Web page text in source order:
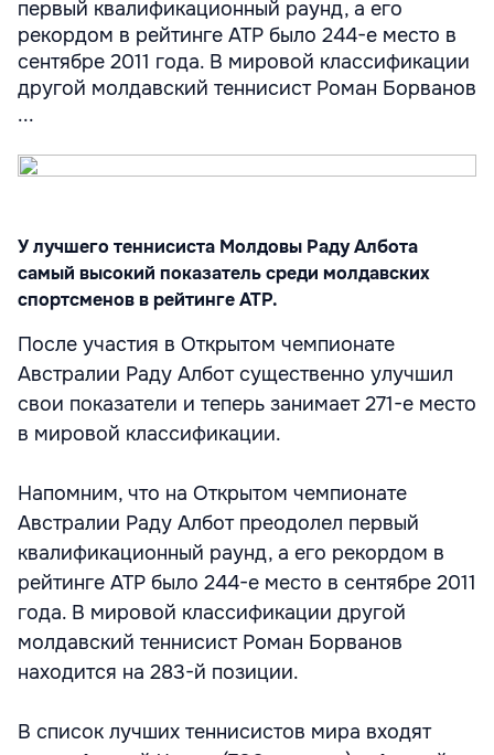
первый квалификационный раунд, а его
рекордом в рейтинге ATP было 244-е место в
сентябре 2011 года. В мировой классификации
другой молдавский теннисист Роман Борванов
...
У лучшего теннисиста Молдовы Раду Албота
самый высокий показатель среди молдавских
спортсменов в рейтинге ATP.
После участия в Открытом чемпионате
Австралии Раду Албот существенно улучшил
свои показатели и теперь занимает 271-е место
в мировой классификации.
Напомним, что на Открытом чемпионате
Австралии Раду Албот преодолел первый
квалификационный раунд, а его рекордом в
рейтинге ATP было 244-е место в сентябре 2011
года. В мировой классификации другой
молдавский теннисист Роман Борванов
находится на 283-й позиции.
В список лучших теннисистов мира входят